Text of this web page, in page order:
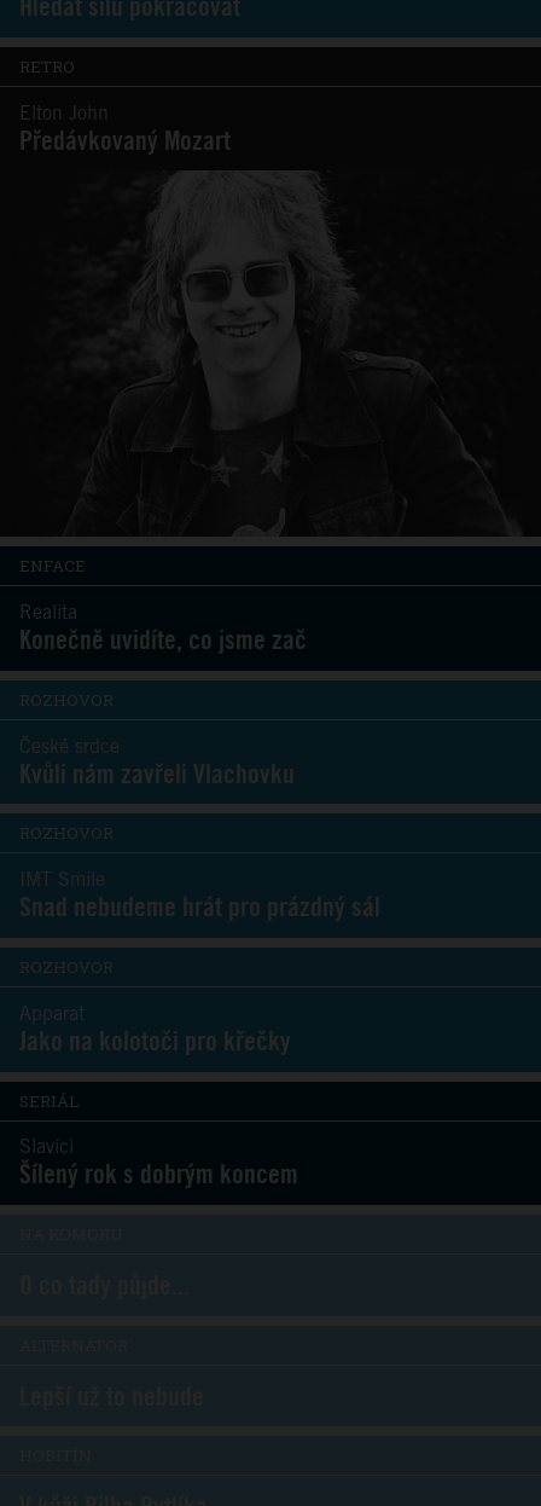
Hledat sílu pokračovat
RETRO
Elton John
Předávkovaný Mozart
ENFACE
Realita
Konečně uvidíte, co jsme zač
ROZHOVOR
České srdce
Kvůli nám zavřeli Vlachovku
ROZHOVOR
IMT Smile
Snad nebudeme hrát pro prázdný sál
ROZHOVOR
Apparat
Jako na kolotoči pro křečky
SERIÁL
Slavíci
Šílený rok s dobrým koncem